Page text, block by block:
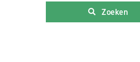
Zoeken